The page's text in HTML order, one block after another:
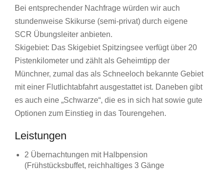
Bei entsprechender Nachfrage würden wir auch
stundenweise Skikurse (semi-privat) durch eigene
SCR Übungsleiter anbieten.
Skigebiet: Das Skigebiet Spitzingsee verfügt über 20
Pistenkilometer und zählt als Geheimtipp der
Münchner, zumal das als Schneeloch bekannte Gebiet
mit einer Flutlichtabfahrt ausgestattet ist. Daneben gibt
es auch eine „Schwarze“, die es in sich hat sowie gute
Optionen zum Einstieg in das Tourengehen.
Leistungen
2 Übernachtungen mit Halbpension
(Frühstücksbuffet, reichhaltiges 3 Gänge